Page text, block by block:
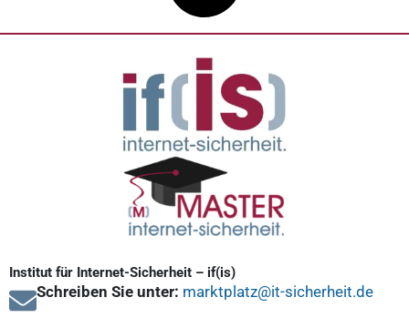
Institut für Internet-Sicherheit – if(is)
Schreiben Sie unter: marktplatz@it-sicherheit.de